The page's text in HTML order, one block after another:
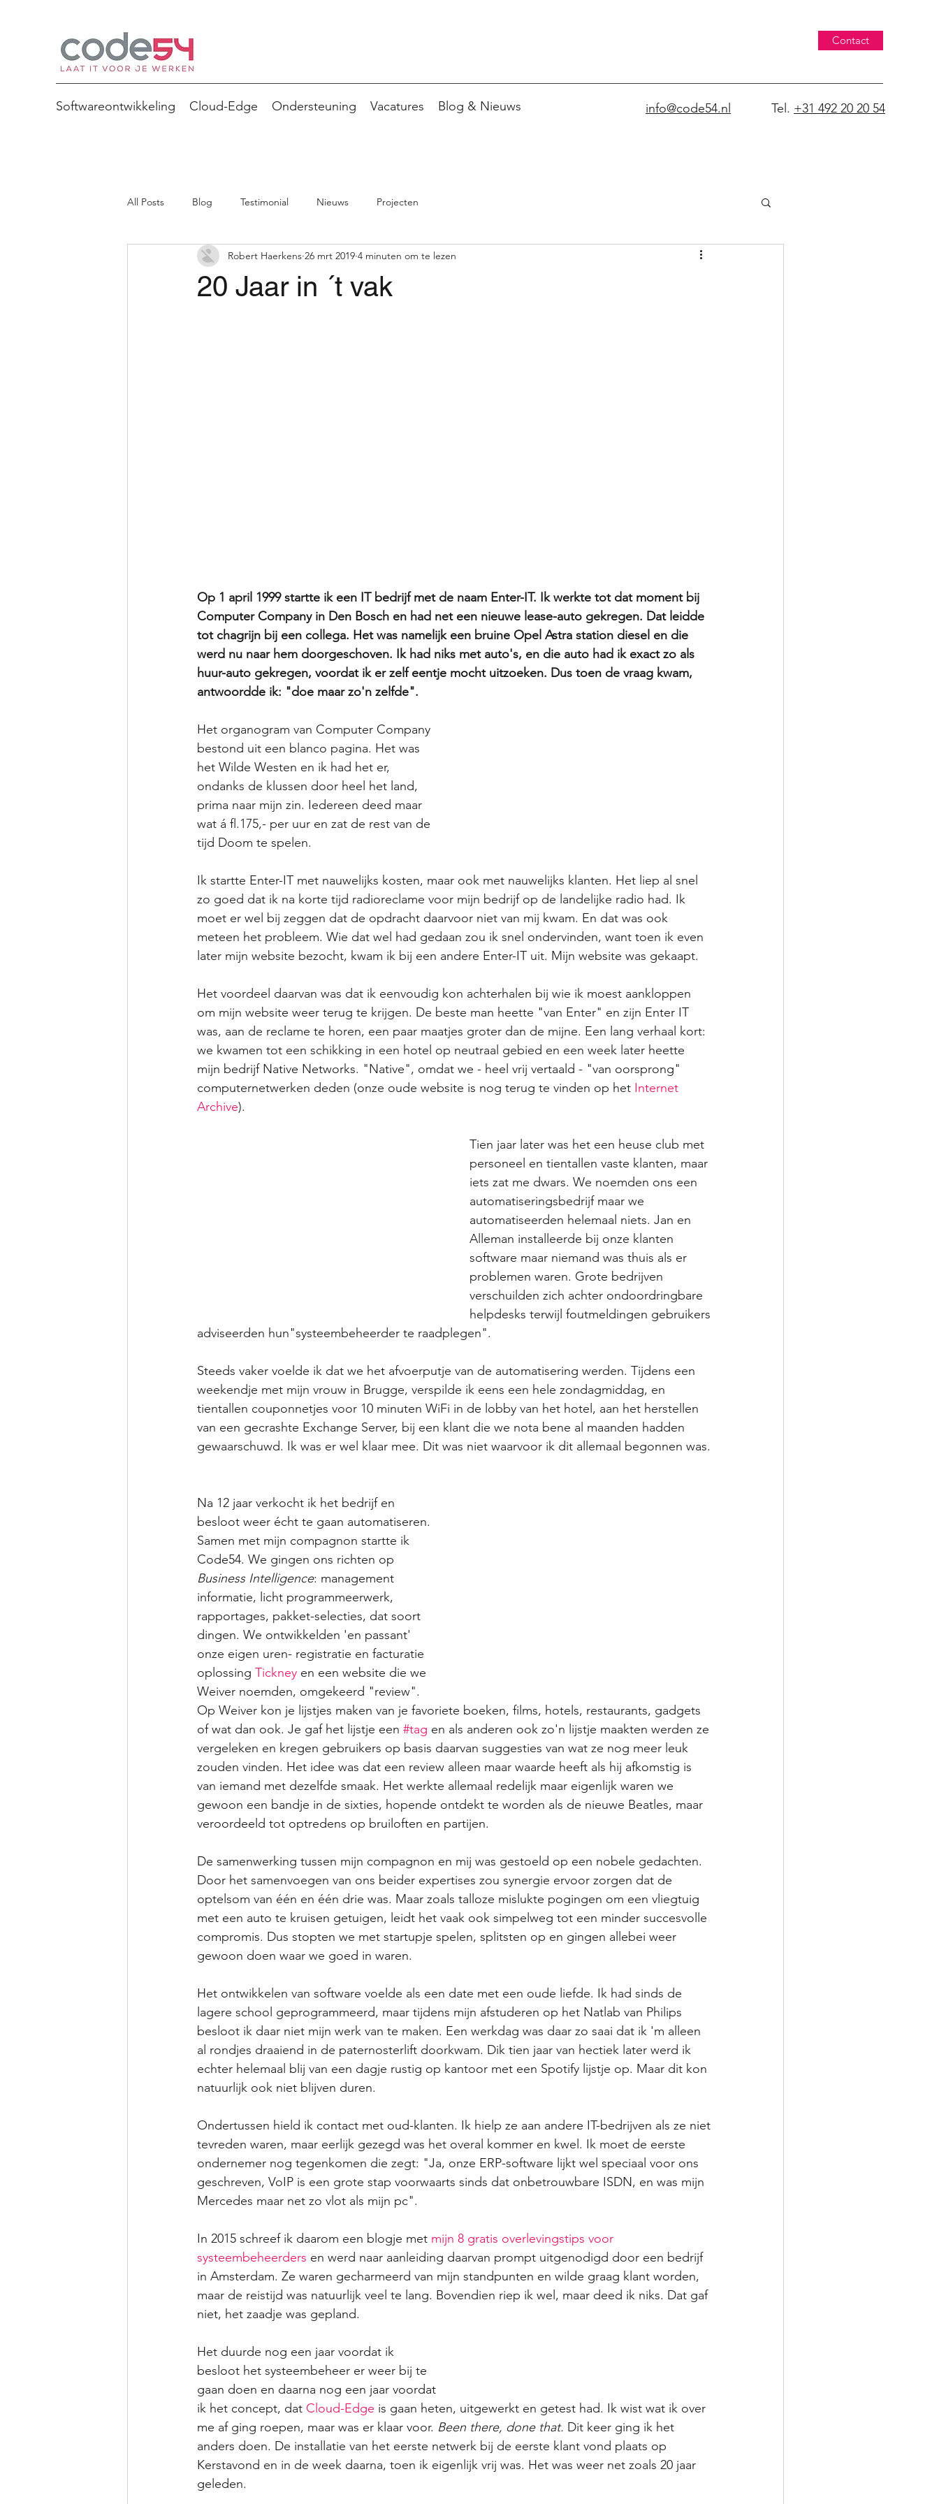
Contact
Softwareontwikkeling Cloud-Edge Ondersteuning Vacatures Blog & Nieuws info@code54.nl Tel. +31 492 20 20 54
All Posts Blog Testimonial Nieuws Projecten
20 Jaar in ´t vak
Robert Haerkens 26 mrt 2019 4 minuten om te lezen
Op 1 april 1999 startte ik een IT bedrijf met de naam Enter-IT. Ik werkte tot dat moment bij
Computer Company in Den Bosch en had net een nieuwe lease-auto gekregen. Dat leidde
tot chagrijn bij een collega. Het was namelijk een bruine Opel Astra station diesel en die
werd nu naar hem doorgeschoven. Ik had niks met auto's, en die auto had ik exact zo als
huur-auto gekregen, voordat ik er zelf eentje mocht uitzoeken. Dus toen de vraag kwam,
antwoordde ik: "doe maar zo'n zelfde".
Het organogram van Computer Company
bestond uit een blanco pagina. Het was
het Wilde Westen en ik had het er,
ondanks de klussen door heel het land,
prima naar mijn zin. Iedereen deed maar
wat á fl.175,- per uur en zat de rest van de
tijd Doom te spelen.
Ik startte Enter-IT met nauwelijks kosten, maar ook met nauwelijks klanten. Het liep al snel
zo goed dat ik na korte tijd radioreclame voor mijn bedrijf op de landelijke radio had. Ik
moet er wel bij zeggen dat de opdracht daarvoor niet van mij kwam. En dat was ook
meteen het probleem. Wie dat wel had gedaan zou ik snel ondervinden, want toen ik even
later mijn website bezocht, kwam ik bij een andere Enter-IT uit. Mijn website was gekaapt.
Het voordeel daarvan was dat ik eenvoudig kon achterhalen bij wie ik moest aankloppen
om mijn website weer terug te krijgen. De beste man heette "van Enter" en zijn Enter IT
was, aan de reclame te horen, een paar maatjes groter dan de mijne. Een lang verhaal kort:
we kwamen tot een schikking in een hotel op neutraal gebied en een week later heette
mijn bedrijf Native Networks. "Native", omdat we - heel vrij vertaald - "van oorsprong"
computernetwerken deden (onze oude website is nog terug te vinden op het Internet
Archive).
Tien jaar later was het een heuse club met
personeel en tientallen vaste klanten, maar
iets zat me dwars. We noemden ons een
automatiseringsbedrijf maar we
automatiseerden helemaal niets. Jan en
Alleman installeerde bij onze klanten
software maar niemand was thuis als er
problemen waren. Grote bedrijven
verschuilden zich achter ondoordringbare
helpdesks terwijl foutmeldingen gebruikers
adviseerden hun"systeembeheerder te raadplegen".
Steeds vaker voelde ik dat we het afvoerputje van de automatisering werden. Tijdens een
weekendje met mijn vrouw in Brugge, verspilde ik eens een hele zondagmiddag, en
tientallen couponnetjes voor 10 minuten WiFi in de lobby van het hotel, aan het herstellen
van een gecrashte Exchange Server, bij een klant die we nota bene al maanden hadden
gewaarschuwd. Ik was er wel klaar mee. Dit was niet waarvoor ik dit allemaal begonnen was.
Na 12 jaar verkocht ik het bedrijf en
besloot weer écht te gaan automatiseren.
Samen met mijn compagnon startte ik
Code54. We gingen ons richten op
Business Intelligence: management
informatie, licht programmeerwerk,
rapportages, pakket-selecties, dat soort
dingen. We ontwikkelden 'en passant'
onze eigen uren- registratie en facturatie
oplossing Tickney en een website die we
Weiver noemden, omgekeerd "review".
Op Weiver kon je lijstjes maken van je favoriete boeken, films, hotels, restaurants, gadgets
of wat dan ook. Je gaf het lijstje een #tag en als anderen ook zo'n lijstje maakten werden ze
vergeleken en kregen gebruikers op basis daarvan suggesties van wat ze nog meer leuk
zouden vinden. Het idee was dat een review alleen maar waarde heeft als hij afkomstig is
van iemand met dezelfde smaak. Het werkte allemaal redelijk maar eigenlijk waren we
gewoon een bandje in de sixties, hopende ontdekt te worden als de nieuwe Beatles, maar
veroordeeld tot optredens op bruiloften en partijen.
De samenwerking tussen mijn compagnon en mij was gestoeld op een nobele gedachten.
Door het samenvoegen van ons beider expertises zou synergie ervoor zorgen dat de
optelsom van één en één drie was. Maar zoals talloze mislukte pogingen om een vliegtuig
met een auto te kruisen getuigen, leidt het vaak ook simpelweg tot een minder succesvolle
compromis. Dus stopten we met startupje spelen, splitsten op en gingen allebei weer
gewoon doen waar we goed in waren.
Het ontwikkelen van software voelde als een date met een oude liefde. Ik had sinds de
lagere school geprogrammeerd, maar tijdens mijn afstuderen op het Natlab van Philips
besloot ik daar niet mijn werk van te maken. Een werkdag was daar zo saai dat ik 'm alleen
al rondjes draaiend in de paternosterlift doorkwam. Dik tien jaar van hectiek later werd ik
echter helemaal blij van een dagje rustig op kantoor met een Spotify lijstje op. Maar dit kon
natuurlijk ook niet blijven duren.
Ondertussen hield ik contact met oud-klanten. Ik hielp ze aan andere IT-bedrijven als ze niet
tevreden waren, maar eerlijk gezegd was het overal kommer en kwel. Ik moet de eerste
ondernemer nog tegenkomen die zegt: "Ja, onze ERP-software lijkt wel speciaal voor ons
geschreven, VoIP is een grote stap voorwaarts sinds dat onbetrouwbare ISDN, en was mijn
Mercedes maar net zo vlot als mijn pc".
In 2015 schreef ik daarom een blogje met mijn 8 gratis overlevingstips voor
systeembeheerders en werd naar aanleiding daarvan prompt uitgenodigd door een bedrijf
in Amsterdam. Ze waren gecharmeerd van mijn standpunten en wilde graag klant worden,
maar de reistijd was natuurlijk veel te lang. Bovendien riep ik wel, maar deed ik niks. Dat gaf
niet, het zaadje was gepland.
Het duurde nog een jaar voordat ik
besloot het systeembeheer er weer bij te
gaan doen en daarna nog een jaar voordat
ik het concept, dat Cloud-Edge is gaan heten, uitgewerkt en getest had. Ik wist wat ik over
me af ging roepen, maar was er klaar voor. Been there, done that. Dit keer ging ik het
anders doen. De installatie van het eerste netwerk bij de eerste klant vond plaats op
Kerstavond en in de week daarna, toen ik eigenlijk vrij was. Het was weer net zoals 20 jaar
geleden.